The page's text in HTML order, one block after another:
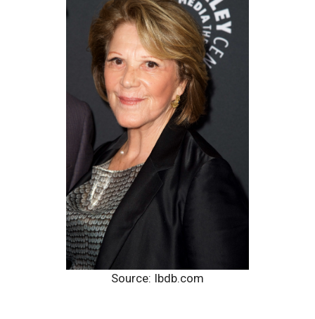
Source: Ibdb.com